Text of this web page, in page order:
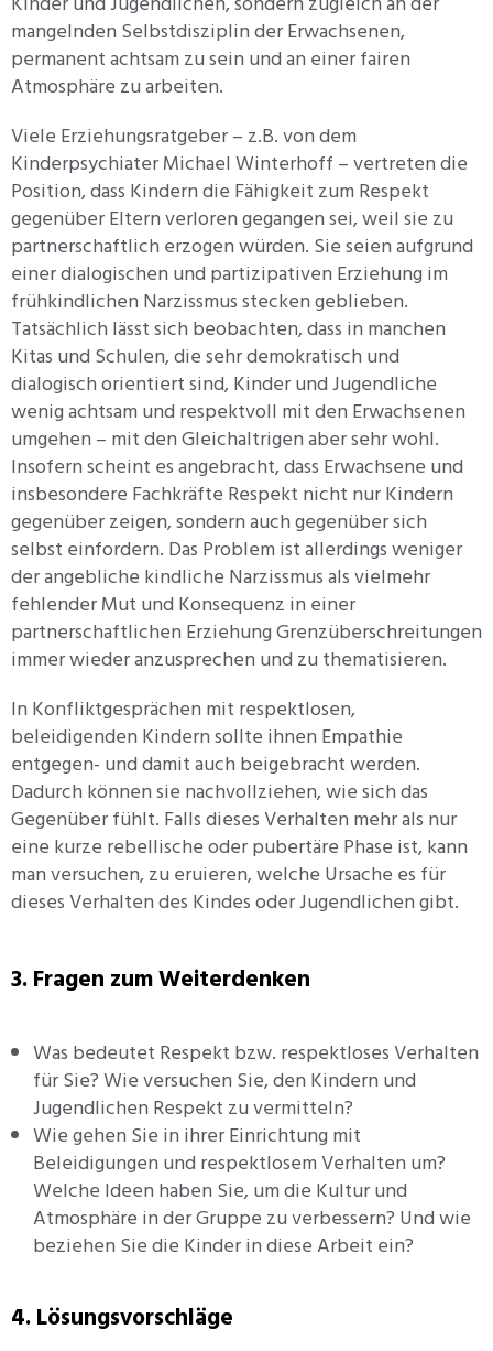
mangelnden Selbstdisziplin der Erwachsenen,
permanent achtsam zu sein und an einer fairen
Atmosphäre zu arbeiten.
Viele Erziehungsratgeber – z.B. von dem
Kinderpsychiater Michael Winterhoff – vertreten die
Position, dass Kindern die Fähigkeit zum Respekt
gegenüber Eltern verloren gegangen sei, weil sie zu
partnerschaftlich erzogen würden. Sie seien aufgrund
einer dialogischen und partizipativen Erziehung im
frühkindlichen Narzissmus stecken geblieben.
Tatsächlich lässt sich beobachten, dass in manchen
Kitas und Schulen, die sehr demokratisch und
dialogisch orientiert sind, Kinder und Jugendliche
wenig achtsam und respektvoll mit den Erwachsenen
umgehen – mit den Gleichaltrigen aber sehr wohl.
Insofern scheint es angebracht, dass Erwachsene und
insbesondere Fachkräfte Respekt nicht nur Kindern
gegenüber zeigen, sondern auch gegenüber sich
selbst einfordern. Das Problem ist allerdings weniger
der angebliche kindliche Narzissmus als vielmehr
fehlender Mut und Konsequenz in einer
partnerschaftlichen Erziehung Grenzüberschreitungen
immer wieder anzusprechen und zu thematisieren.
In Konfliktgesprächen mit respektlosen,
beleidigenden Kindern sollte ihnen Empathie
entgegen- und damit auch beigebracht werden.
Dadurch können sie nachvollziehen, wie sich das
Gegenüber fühlt. Falls dieses Verhalten mehr als nur
eine kurze rebellische oder pubertäre Phase ist, kann
man versuchen, zu eruieren, welche Ursache es für
dieses Verhalten des Kindes oder Jugendlichen gibt.
3. Fragen zum Weiterdenken
Was bedeutet Respekt bzw. respektloses Verhalten
für Sie? Wie versuchen Sie, den Kindern und
Jugendlichen Respekt zu vermitteln?
Wie gehen Sie in ihrer Einrichtung mit
Beleidigungen und respektlosem Verhalten um?
Welche Ideen haben Sie, um die Kultur und
Atmosphäre in der Gruppe zu verbessern? Und wie
beziehen Sie die Kinder in diese Arbeit ein?
4. Lösungsvorschläge